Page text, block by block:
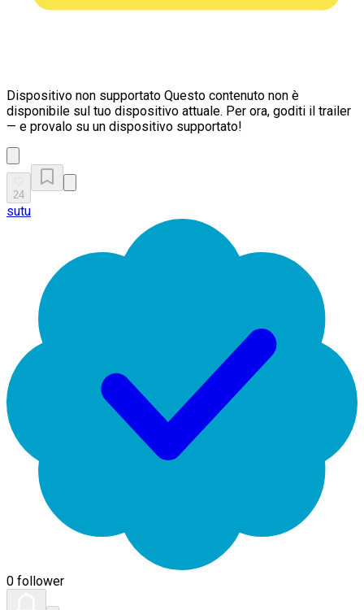
Dispositivo non supportato Questo contenuto non è
disponibile sul tuo dispositivo attuale. Per ora, goditi il trailer
— e provalo su un dispositivo supportato!
24
sutu
0 follower